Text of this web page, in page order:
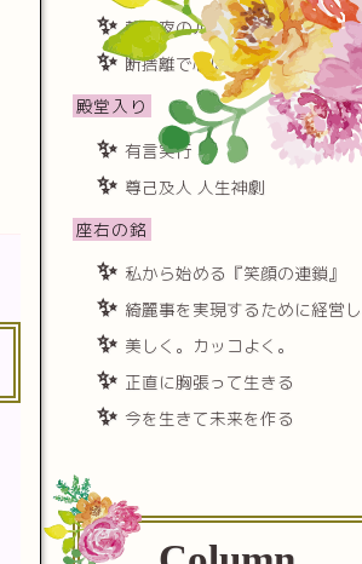
朝と夜のルーチンを極める
断捨離で心に隙間をつくる
殿堂入り
有言実行
尊己及人 人生神劇
座右の銘
私から始める『笑顔の連鎖』
綺麗事を実現するために経営
美しく。カッコよく。
正直に胸張って生きる
今を生きて未来を作る